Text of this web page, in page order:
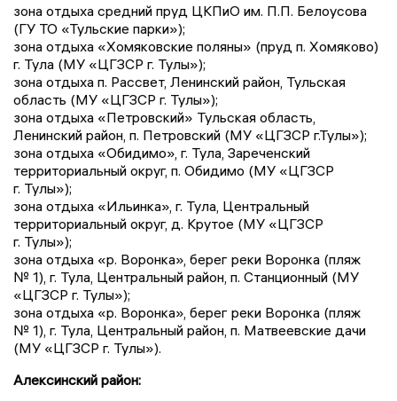
зона отдыха средний пруд ЦКПиО им. П.П. Белоусова
(ГУ ТО «Тульские парки»);
зона отдыха «Хомяковские поляны» (пруд п. Хомяково)
г. Тула (МУ «ЦГЗСР г. Тулы»);
зона отдыха п. Рассвет, Ленинский район, Тульская
область (МУ «ЦГЗСР г. Тулы»);
зона отдыха «Петровский» Тульская область,
Ленинский район, п. Петровский (МУ «ЦГЗСР г.Тулы»);
зона отдыха «Обидимо», г. Тула, Зареченский
территориальный округ, п. Обидимо (МУ «ЦГЗСР
г. Тулы»);
зона отдыха «Ильинка», г. Тула, Центральный
территориальный округ, д. Крутое (МУ «ЦГЗСР
г. Тулы»);
зона отдыха «р. Воронка», берег реки Воронка (пляж
№ 1), г. Тула, Центральный район, п. Станционный (МУ
«ЦГЗСР г. Тулы»);
зона отдыха «р. Воронка», берег реки Воронка (пляж
№ 1), г. Тула, Центральный район, п. Матвеевские дачи
(МУ «ЦГЗСР г. Тулы»).
Алексинский район: